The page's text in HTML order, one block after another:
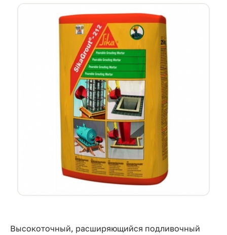
Проектировщикам
800
Высокоточный, расширяющийся подливочный